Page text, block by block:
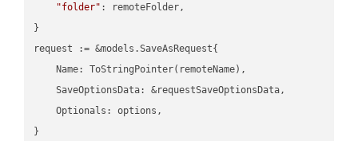
"folder" : remoteFolder,
}
request := &models.SaveAsRequest{
    Name: ToStringPointer(remoteName),
    SaveOptionsData: &requestSaveOptionsData,
    Optionals: options,
}